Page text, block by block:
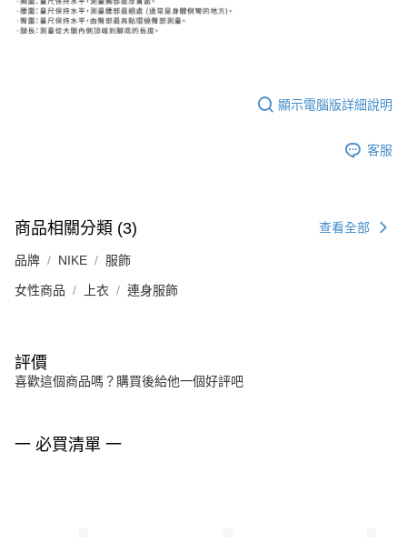
顯示電腦版詳細說明
客服
商品相關分類 (3) 查看全部
品牌 NIKE 服飾
女性商品 上衣 連身服飾
評價
喜歡這個商品嗎？購買後給他一個好評吧
一 必買清單 一